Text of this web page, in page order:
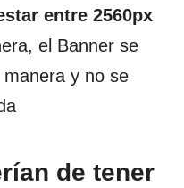
entre 2560px
el Banner se
y no se
de tener